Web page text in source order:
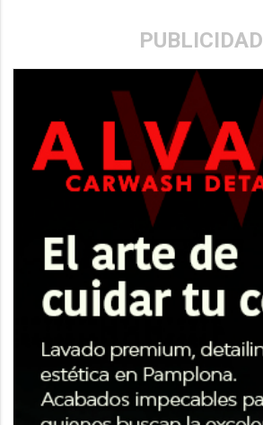
PUBLICIDAD